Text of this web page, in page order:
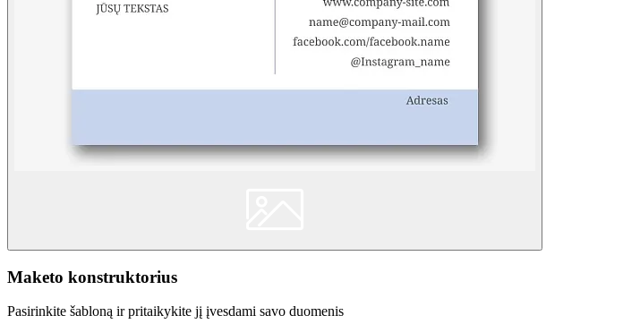
Maketo konstruktorius
Pasirinkite šabloną ir pritaikykite jį įvesdami savo duomenis